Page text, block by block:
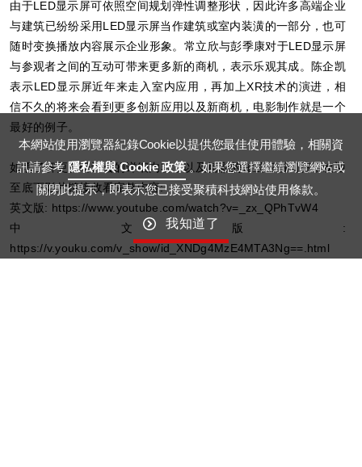
由于LED显示屏可依照空间规划弹性调整形状，因此许多高端企业
与建筑已纷纷采用LED显示屏当作建筑或室内装潢的一部分，也可
随时变换播放内容展示企业形象。常立欣与彭季康对于LED显示屏
与参观者之间的互动可带来更多新的商机，表示乐观其成。陈企凯
表示LED显示屏近年来走入室内应用，再加上XR技术的演进，相
信不久的将来会看到更多创新应用以及新商机，电影制作就是一个
最好的例子。
如需了解更多研讨会的详细内容，以及精彩的在线直播问答，欢迎
至底下影片链接收看完整内容:
英文版: https://www.youtube.com/watch?v=_zx_QPhTvW4
中文版:
https://v.youku.com/v_show/id_XNDg4MzE4MTA3Ng==.html
本網站使用瀏覽器紀錄Cookie以提供您最佳使用體驗，相關資
訊請參考 隱私權與 Cookie 政策 。如果您選擇繼續瀏覽網站或
關閉此提示，即表示您已接受聚積科技網站使用條款。
我知道了